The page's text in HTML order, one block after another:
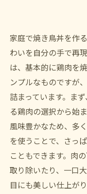
家庭で焼き鳥丼を作
わいを自分の手で再
は、基本的に鶏肉を
ンプルなものですが
詰まっています。ま
る鶏肉の選択から始
風味豊かなため、多
を使うことで、さっ
こともできます。肉
取り除いたり、一口
目にも美しい仕上が